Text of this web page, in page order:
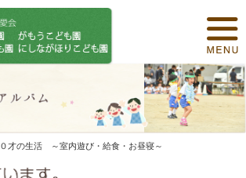
０才の生活 ～室内遊び・給食・お昼寝～
保育について
食事について